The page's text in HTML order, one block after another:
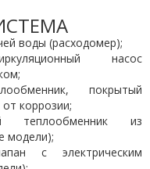
воды (расходомер);
насос
покрытый
коррозии;
теплообменник из
модели);
с электрическим